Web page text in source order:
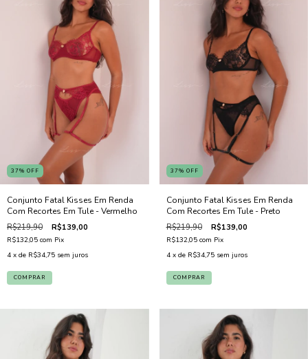
37% OFF
Conjunto Fatal Kisses Em Renda
Com Recortes Em Tule - Vermelho
R$219,90 R$139,00
R$132,05 com Pix
4 x de R$34,75 sem juros
COMPRAR
37% OFF
Conjunto Fatal Kisses Em Renda
Com Recortes Em Tule - Preto
R$219,90 R$139,00
R$132,05 com Pix
4 x de R$34,75 sem juros
COMPRAR